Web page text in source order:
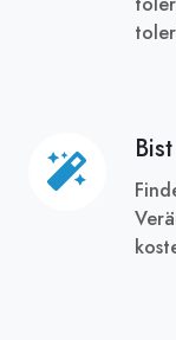
Bist
Du